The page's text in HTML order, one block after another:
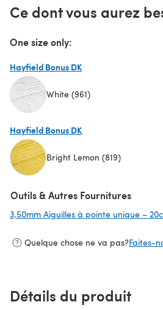
Ce dont vous aurez
One size only:
Hayfield Bonus DK
White (961)
Hayfield Bonus DK
Bright Lemon (819)
Outils & Autres Fournitures
3,50mm Aiguilles à pointe unique –
Quelque chose ne va pas?Faites-
Détails du produit